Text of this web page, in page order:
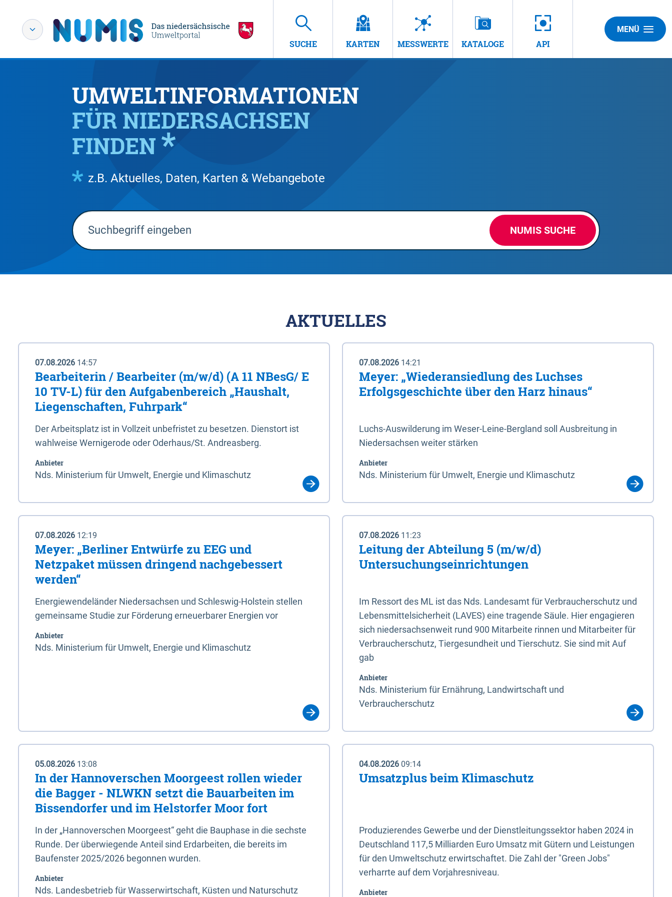
SUCHE KARTEN MESSWERTE KATALOGE API
MENÜ
UMWELTINFORMATIONEN
FÜR NIEDERSACHSEN
FINDEN
z.B. Aktuelles, Daten, Karten & Webangebote
NUMIS SUCHE
AKTUELLES
07.08.2026 14:57
Bearbeiterin / Bearbeiter (m/w/d) (A 11 NBesG/ E
10 TV-L) für den Aufgabenbereich „Haushalt,
Liegenschaften, Fuhrpark“
Der Arbeitsplatz ist in Vollzeit unbefristet zu besetzen. Dienstort ist
wahlweise Wernigerode oder Oderhaus/St. Andreasberg.
Anbieter
Nds. Ministerium für Umwelt, Energie und Klimaschutz
07.08.2026 14:21
Meyer: „Wiederansiedlung des Luchses
Erfolgsgeschichte über den Harz hinaus“
Luchs-Auswilderung im Weser-Leine-Bergland soll Ausbreitung in
Niedersachsen weiter stärken
Anbieter
Nds. Ministerium für Umwelt, Energie und Klimaschutz
07.08.2026 12:19
Meyer: „Berliner Entwürfe zu EEG und
Netzpaket müssen dringend nachgebessert
werden“
Energiewendeländer Niedersachsen und Schleswig-Holstein stellen
gemeinsame Studie zur Förderung erneuerbarer Energien vor
Anbieter
Nds. Ministerium für Umwelt, Energie und Klimaschutz
07.08.2026 11:23
Leitung der Abteilung 5 (m/w/d)
Untersuchungseinrichtungen
Im Ressort des ML ist das Nds. Landesamt für Verbraucherschutz und
Lebensmittelsicherheit (LAVES) eine tragende Säule. Hier engagieren
sich niedersachsenweit rund 900 Mitarbeite rinnen und Mitarbeiter für
Verbraucherschutz, Tiergesundheit und Tierschutz. Sie sind mit Auf
gab
Anbieter
Nds. Ministerium für Ernährung, Landwirtschaft und
Verbraucherschutz
05.08.2026 13:08
In der Hannoverschen Moorgeest rollen wieder
die Bagger - NLWKN setzt die Bauarbeiten im
Bissendorfer und im Helstorfer Moor fort
In der „Hannoverschen Moorgeest“ geht die Bauphase in die sechste
Runde. Der überwiegende Anteil sind Erdarbeiten, die bereits im
Baufenster 2025/2026 begonnen wurden.
Anbieter
Nds. Landesbetrieb für Wasserwirtschaft, Küsten und Naturschutz
04.08.2026 09:14
Umsatzplus beim Klimaschutz
Produzierendes Gewerbe und der Dienstleitungssektor haben 2024 in
Deutschland 117,5 Milliarden Euro Umsatz mit Gütern und Leistungen
für den Umweltschutz erwirtschaftet. Die Zahl der "Green Jobs"
verharrte auf dem Vorjahresniveau.
Anbieter